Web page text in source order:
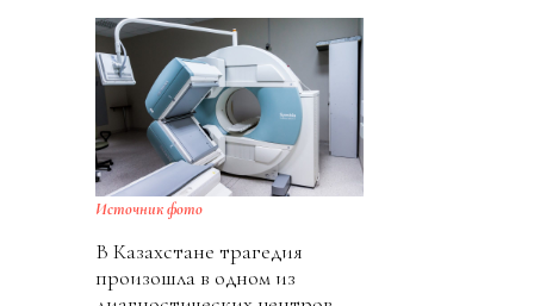
Источник фото
В Казахстане трагедия
произошла в одном из